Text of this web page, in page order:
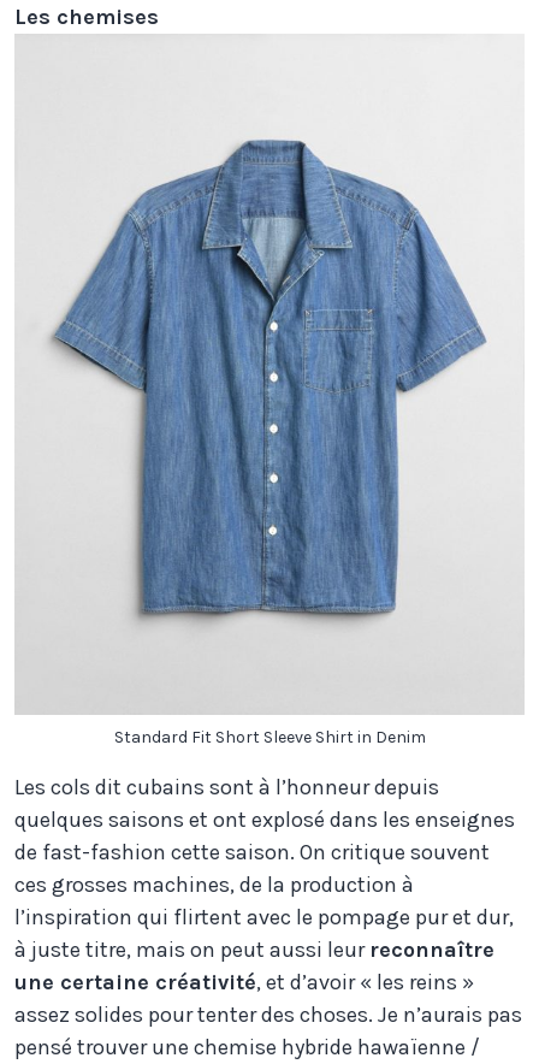
Les chemises
Standard Fit Short Sleeve Shirt in Denim
Les cols dit cubains sont à l’honneur depuis
quelques saisons et ont explosé dans les enseignes
de fast-fashion cette saison. On critique souvent
ces grosses machines, de la production à
l’inspiration qui flirtent avec le pompage pur et dur,
à juste titre, mais on peut aussi leur reconnaître
une certaine créativité, et d’avoir « les reins »
assez solides pour tenter des choses. Je n’aurais pas
pensé trouver une chemise hybride hawaïenne /